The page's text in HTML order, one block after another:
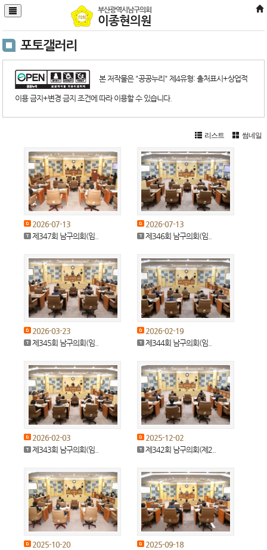
본문바로가기
부산광역시남구의회
이종현의원
포토갤러리
본 저작물은 "공공누리" 제4유형: 출처표시+상업적
이용 금지+변경 금지 조건에 따라 이용할 수 있습니다.
리스트 썸네일
2026-07-13
제347회 남구의회(임..
2026-07-13
제346회 남구의회(임..
2026-03-23
제345회 남구의회(임..
2026-02-19
제344회 남구의회(임..
2026-02-03
제343회 남구의회(임..
2025-12-02
제342회 남구의회(제2..
2025-10-20
2025-09-18